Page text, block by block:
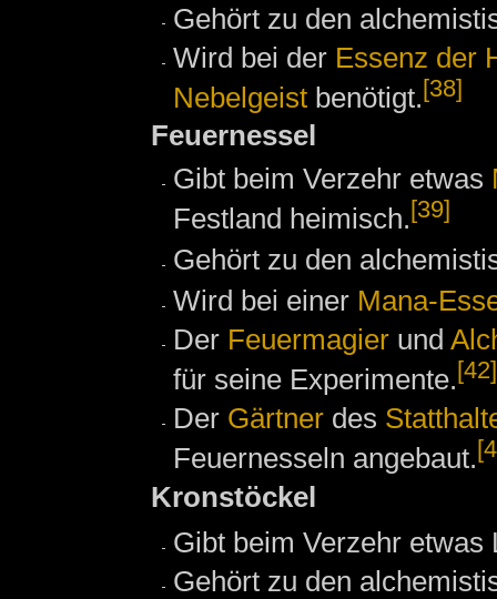
Gehört zu den
Wird bei der Essenz der
Nebelgeist benötigt.[38]
Feuernessel
Gibt beim Verzehr etwas
Festland heimisch.[39]
Gehört zu den
Wird bei einer Mana-
Der Feuermagier und
für seine Experimente. [42]
Der Gärtner des
Feuernesseln angebaut.
Kronstöckel
Gibt beim Verzehr etwas
Gehört zu den